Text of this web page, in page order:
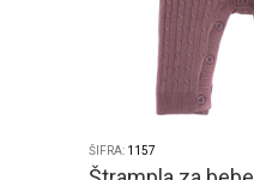
ŠIFRA: 1157